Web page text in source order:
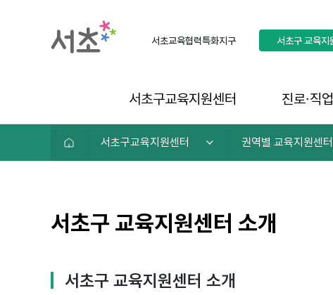
서초교육협력특화지구 서초구교육지
서초구교육지원센터 진로∙직
서초구교육지원센터 권역별 교육지원센터
서초구 교육지원센터 소개
서초구 교육지원센터 소개